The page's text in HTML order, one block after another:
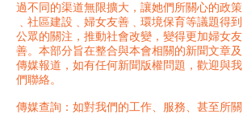
過不同的渠道無限擴大，讓她們所關心的政策
﹑社區建設﹑婦女友善﹑環境保育等議題得到
公眾的關注，推動社會改變，變得更加婦女友
善。本部分旨在整合與本會相關的新聞文章及
傳媒報道，如有任何新聞版權問題，歡迎與我
們聯絡。
傳媒查詢：如對我們的工作、服務、甚至所關